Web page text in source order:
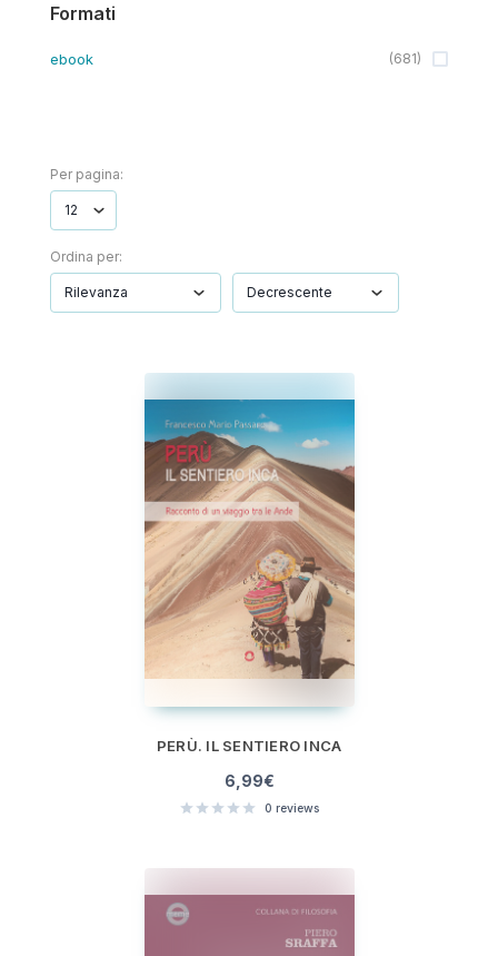
Formati
ebook (681)
Per pagina:
Ordina per:
PERÙ. IL SENTIERO INCA
6,99€
0 reviews